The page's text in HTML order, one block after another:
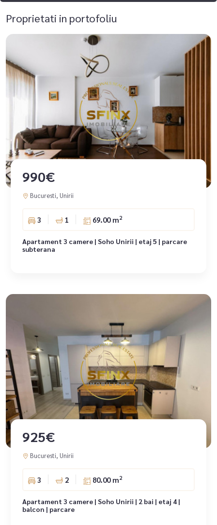
Proprietati in portofoliu
990€
Bucuresti, Unirii
3 1 69.00 m2
Apartament 3 camere | Soho Unirii | etaj 5 | parcare
subterana
925€
Bucuresti, Unirii
3 2 80.00 m2
Apartament 3 camere | Soho Unirii | 2 bai | etaj 4 |
balcon | parcare